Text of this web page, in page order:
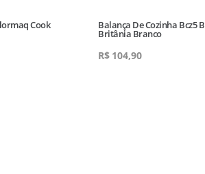
Cook Balança De Cozinha Bcz5
Britânia Branco
R$ 104,90